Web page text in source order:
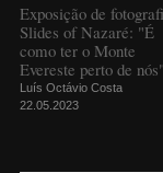
Exposição de
Slides of Nazaré: "É
como ter o Monte
Evereste perto de nós"
Luís Octávio Costa
22.05.2023